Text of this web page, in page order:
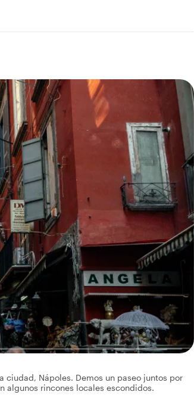
ciudad, Nápoles. Demos un paseo juntos por
algunos rincones locales escondidos.